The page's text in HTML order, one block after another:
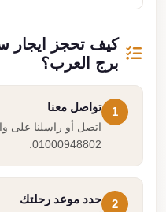
كيف تحجز ايجار
برج العرب؟
1
تواصل معنا
اتصل أو راسلنا على
01000948802.
2
حدد موعد رحلتك